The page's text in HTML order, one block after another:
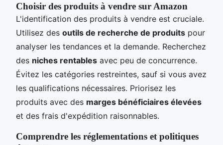
Choisir des produits à vendre sur Amazon
L'identification des produits à vendre est cruciale.
Utilisez des outils de recherche de produits pour
analyser les tendances et la demande. Recherchez
des niches rentables avec peu de concurrence.
Évitez les catégories restreintes, sauf si vous avez
les qualifications nécessaires. Priorisez les
produits avec des marges bénéficiaires élevées
et des frais d'expédition raisonnables.
Comprendre les réglementations et politiques